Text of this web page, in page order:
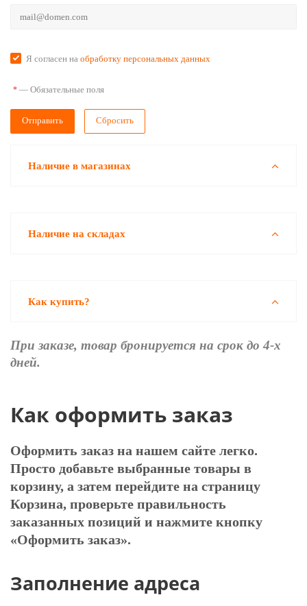
Я согласен на обработку персональных данных
* — Обязательные поля
Сбросить
Наличие в магазинах
Наличие на складах
Как купить?
При заказе, товар бронируется на срок до 4-х
дней.
Как оформить заказ
Оформить заказ на нашем сайте легко.
Просто добавьте выбранные товары в
корзину, а затем перейдите на страницу
Корзина, проверьте правильность
заказанных позиций и нажмите кнопку
«Оформить заказ».
Заполнение адреса